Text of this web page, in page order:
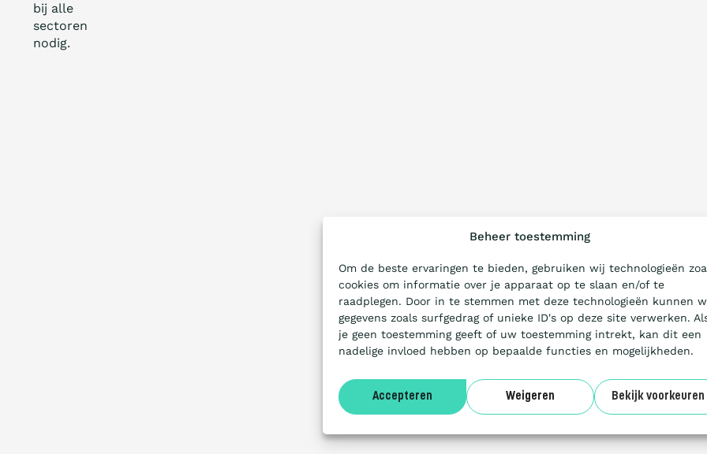
Beheer toestemming
Om de beste ervaringen te bieden, gebruiken wij technologieën
cookies om informatie over je apparaat op te slaan en/of te
raadplegen. Door in te stemmen met deze technologieën kunnen
gegevens zoals surfgedrag of unieke ID's op deze site verwerken.
je geen toestemming geeft of uw toestemming intrekt, kan dit een
nadelige invloed hebben op bepaalde functies en mogelijkheden.
Accepteren Weigeren Bekijk voorkeuren
bij alle
sectoren
nodig.